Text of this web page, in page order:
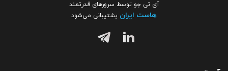
آی تی جو توسط سرورهای قدرتمند
هاست ایران پشتیبانی می‌شود